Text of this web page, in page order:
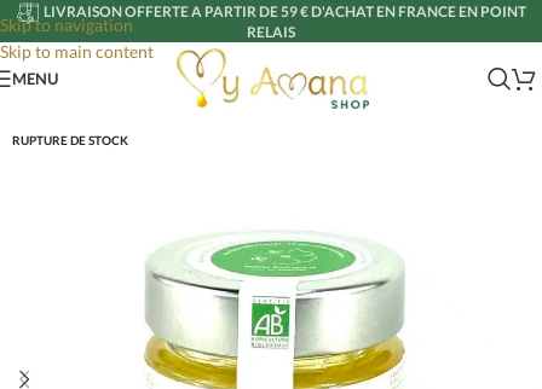
Skip to navigation
Skip to main content
LIVRAISON OFFERTE A PARTIR DE 59 € D'ACHAT EN FRANCE EN POINT
RELAIS
MENU
RUPTURE DE STOCK